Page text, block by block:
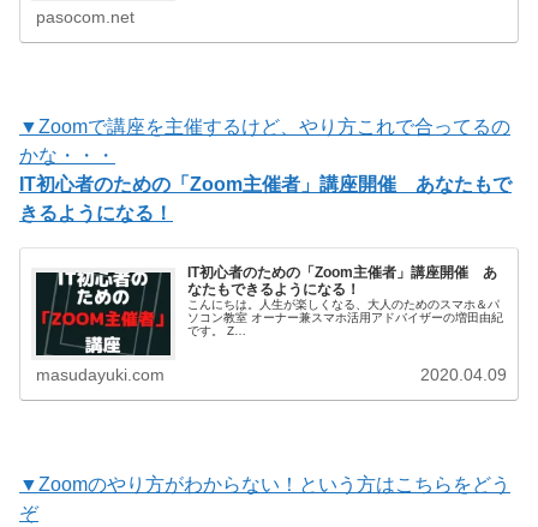
知ってく…
pasocom.net
▼Zoomで講座を主催するけど、やり方これで合ってるの
かな・・・
IT初心者のための「Zoom主催者」講座開催 あなたもで
きるようになる！
IT初心者のための「Zoom主催者」講座開催 あ
なたもできるようになる！
こんにちは。人生が楽しくなる、大人のためのスマホ＆パ
ソコン教室 オーナー兼スマホ活用アドバイザーの増田由紀
です。 Z…
masudayuki.com 2020.04.09
▼Zoomのやり方がわからない！という方はこちらをどう
ぞ